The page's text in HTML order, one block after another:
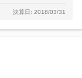
決算日: 2018/03/31